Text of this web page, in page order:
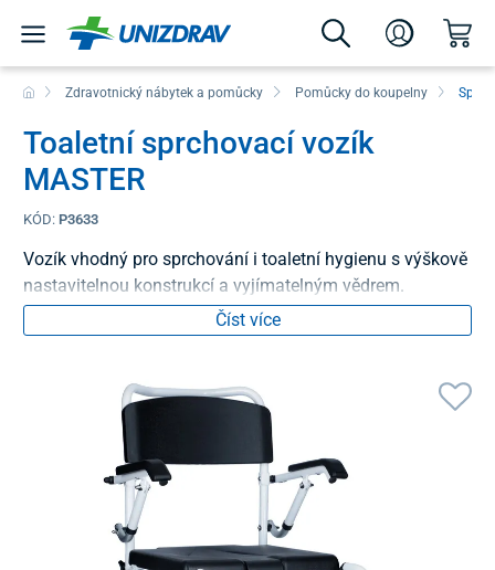
Zdravotnický nábytek a pomůcky Pomůcky do koupelny
Toaletní sprchovací vozík
MASTER
KÓD: P3633
Vozík vhodný pro sprchování i toaletní hygienu s výškově
nastavitelnou konstrukcí a vyjímatelným vědrem.
Číst více